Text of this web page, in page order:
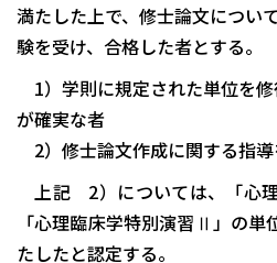
満たした上で、修士論文につい
験を受け、合格した者とする。
1）学則に規定された単位を
が確実な者
2）修士論文作成に関する指
上記 2）については、「心
「心理臨床学特別演習Ⅱ」の単
たしたと認定する。